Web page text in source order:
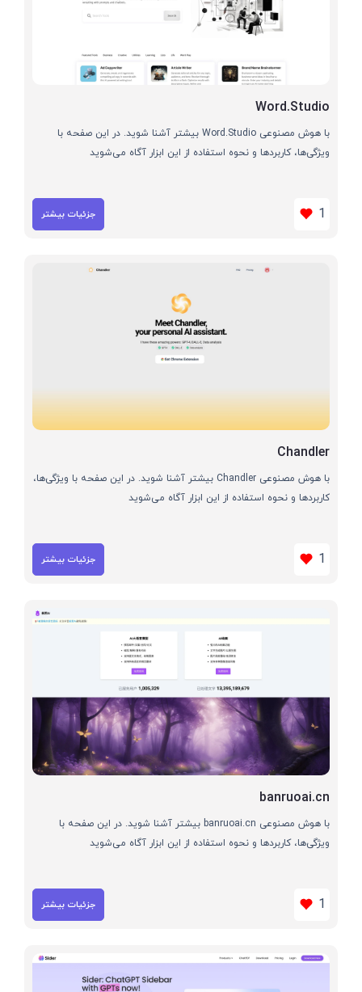
Word.Studio
با هوش مصنوعی Word.Studio بیشتر آشنا شوید. در این صفحه با
ویژگی‌ها، کاربردها و نحوه استفاده از این ابزار آگاه می‌شوید
1 جزئیات بیشتر
Chandler
با هوش مصنوعی Chandler بیشتر آشنا شوید. در این صفحه با ویژگی‌ها،
کاربردها و نحوه استفاده از این ابزار آگاه می‌شوید
1 جزئیات بیشتر
banruoai.cn
با هوش مصنوعی banruoai.cn بیشتر آشنا شوید. در این صفحه با
ویژگی‌ها، کاربردها و نحوه استفاده از این ابزار آگاه می‌شوید
1 جزئیات بیشتر